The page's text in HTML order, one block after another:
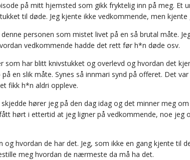
på mitt hjemsted som gikk fryktelig inn på meg. Et
til døde. Jeg kjente ikke vedkommende, men
personen som mistet livet på en så brutal måte.
vedkommende hadde det rett før h*n døde osv.
som har blitt knivstukket og overlevd og hvordan det
en slik måte. Synes så innmari synd på offeret. Det var
fikk h*n aldri oppleve.
hører jeg på den dag idag og det minner meg
hørt i ettertid at jeg ligner på vedkommende, noe jeg
hvordan de har det. Jeg, som ikke en gang kjente til
meg hvordan de nærmeste da må ha det.